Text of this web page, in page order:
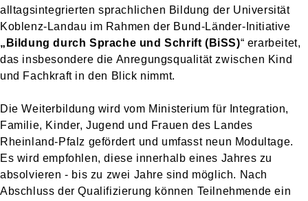
alltagsintegrierten sprachlichen Bildung der Universität
Koblenz-Landau im Rahmen der Bund-Länder-Initiative
„Bildung durch Sprache und Schrift (BiSS)“ erarbeitet,
das insbesondere die Anregungsqualität zwischen Kind
und Fachkraft in den Blick nimmt.
Die Weiterbildung wird vom Ministerium für Integration,
Familie, Kinder, Jugend und Frauen des Landes
Rheinland-Pfalz gefördert und umfasst neun Modultage.
Es wird empfohlen, diese innerhalb eines Jahres zu
absolvieren - bis zu zwei Jahre sind möglich. Nach
Abschluss der Qualifizierung können Teilnehmende ein